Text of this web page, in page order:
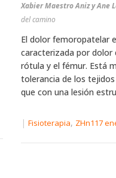
Xabier Maestro Aniz y Ane
del camino
El dolor femoropatelar
caracterizada por dolor
rótula y el fémur. Está
tolerancia de los
que con una lesión
| Fisioterapia, ZHn117